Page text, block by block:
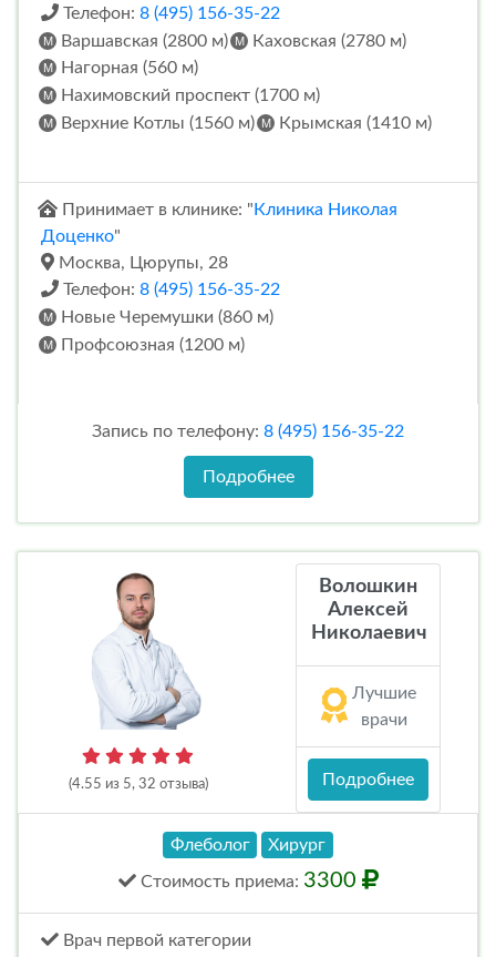
Телефон: 8 (495) 156-35-22
Варшавская (2800 м)
Каховская (2780 м)
Нагорная (560 м)
Нахимовский проспект (1700 м)
Верхние Котлы (1560 м)
Крымская (1410 м)
Принимает в клинике: " Клиника Николая
Доценко"
Москва, Цюрупы, 28
Телефон: 8 (495) 156-35-22
Новые Черемушки (860 м)
Профсоюзная (1200 м)
Запись по телефону: 8 (495) 156-35-22
Подробнее
(4.55 из 5, 32 отзыва)
Волошкин
Алексей
Николаевич
Лучшие
врачи
Подробнее
Флеболог Хирург
Стоимость приема: 3300
Врач первой категории